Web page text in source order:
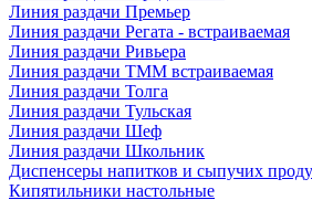
Линия раздачи Премьер
Линия раздачи Регата - встраиваемая
Линия раздачи Ривьера
Линия раздачи ТММ встраиваемая
Линия раздачи Толга
Линия раздачи Тульская
Линия раздачи Шеф
Линия раздачи Школьник
Диспенсеры напитков и сыпучих
Кипятильники настольные